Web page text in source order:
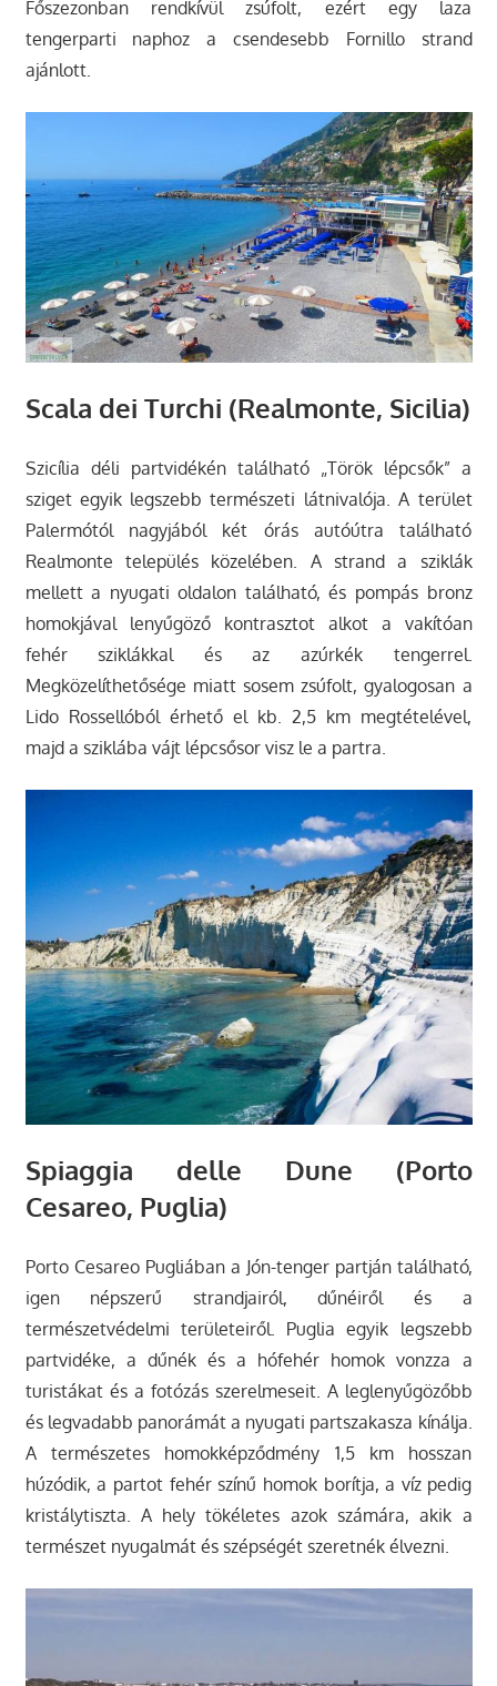
Főszezonban rendkívül zsúfolt, ezért egy laza
tengerparti naphoz a csendesebb Fornillo strand
ajánlott.
Scala dei Turchi (Realmonte, Sicilia)
Szicília déli partvidékén található „Török lépcsők” a
sziget egyik legszebb természeti látnivalója. A terület
Palermótól nagyjából két órás autóútra található
Realmonte település közelében. A strand a sziklák
mellett a nyugati oldalon található, és pompás bronz
homokjával lenyűgöző kontrasztot alkot a vakítóan
fehér sziklákkal és az azúrkék tengerrel.
Megközelíthetősége miatt sosem zsúfolt, gyalogosan a
Lido Rossellóból érhető el kb. 2,5 km megtételével,
majd a sziklába vájt lépcsősor visz le a partra.
Spiaggia delle Dune (Porto
Cesareo, Puglia)
Porto Cesareo Pugliában a Jón-tenger partján található,
igen népszerű strandjairól, dűnéiről és a
természetvédelmi területeiről. Puglia egyik legszebb
partvidéke, a dűnék és a hófehér homok vonzza a
turistákat és a fotózás szerelmeseit. A leglenyűgözőbb
és legvadabb panorámát a nyugati partszakasza kínálja.
A természetes homokképződmény 1,5 km hosszan
húzódik, a partot fehér színű homok borítja, a víz pedig
kristálytiszta. A hely tökéletes azok számára, akik a
természet nyugalmát és szépségét szeretnék élvezni.